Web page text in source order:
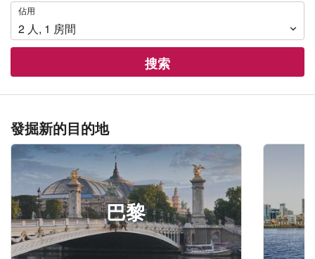
佔
用
佔用
2 人 , 1 房間
搜索
發掘新的目的地
巴黎